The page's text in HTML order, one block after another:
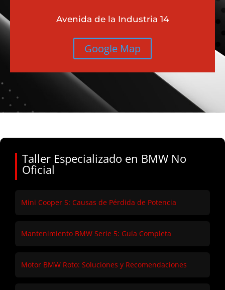
Avenida de la Industria 14
Google Map
Taller Especializado en BMW No
Oficial
Mini Cooper S: Causas de Pérdida de Potencia
Mantenimiento BMW Serie 5: Guía Completa
Motor BMW Roto: Soluciones y Recomendaciones